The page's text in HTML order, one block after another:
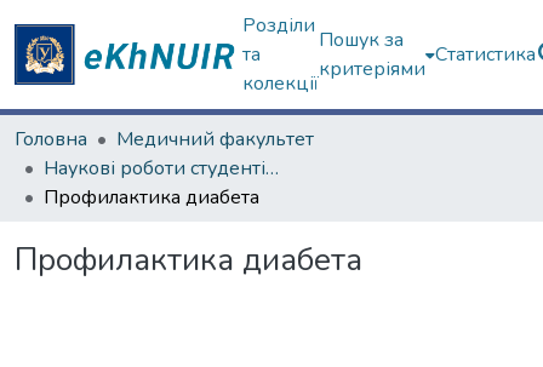
Розділи
та
колекції
Пошук за
критеріями
Статистика
Головна
Медичний факультет
Наукові роботи студентів та аспірантів. Медичний факультет
Профилактика диабета
Профилактика диабета